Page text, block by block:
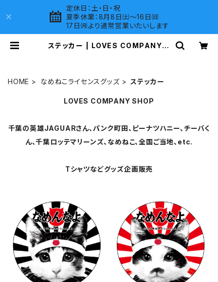
定休日：土・日・祝
夏季休業：8月8日㈯～16日㈰
17日㈪より通常営業いたいします
ステッカー | LOVES COMPANY S
HOME なめねこライセンスグッズ ステッカー
LOVES COMPANY SHOP
千葉の英雄JAGUARさん、パンク町田、ピーナツハニー、チーバく
ん、千葉ロッテマリーンズ、なめねこ、全国ご当地、etc.
Tシャツなどグッズ企画販売